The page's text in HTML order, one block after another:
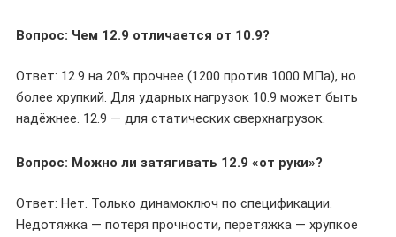
Вопрос: Чем 12.9 отличается от 10.9?
Ответ: 12.9 на 20% прочнее (1200 против 1000 МПа), но
более хрупкий. Для ударных нагрузок 10.9 может быть
надёжнее. 12.9 — для статических сверхнагрузок.
Вопрос: Можно ли затягивать 12.9 «от руки»?
Ответ: Нет. Только динамоключ по спецификации.
Недотяжка — потеря прочности, перетяжка — хрупкое